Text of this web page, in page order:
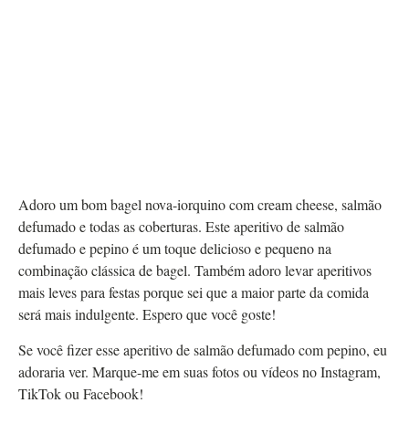
Adoro um bom bagel nova-iorquino com cream cheese, salmão
defumado e todas as coberturas. Este aperitivo de salmão
defumado e pepino é um toque delicioso e pequeno na
combinação clássica de bagel. Também adoro levar aperitivos
mais leves para festas porque sei que a maior parte da comida
será mais indulgente. Espero que você goste!
Se você fizer esse aperitivo de salmão defumado com pepino, eu
adoraria ver. Marque-me em suas fotos ou vídeos no Instagram,
TikTok ou Facebook!